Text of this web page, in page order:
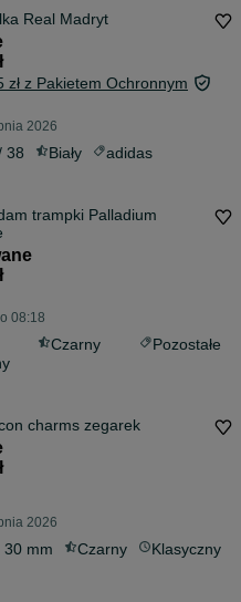
Real Madryt
zł z Pakietem Ochronnym
2026
38 Biały adidas
trampki Palladium
08:18
Czarny
Pozostałe
charms zegarek
2026
30 mm Czarny Klasyczny